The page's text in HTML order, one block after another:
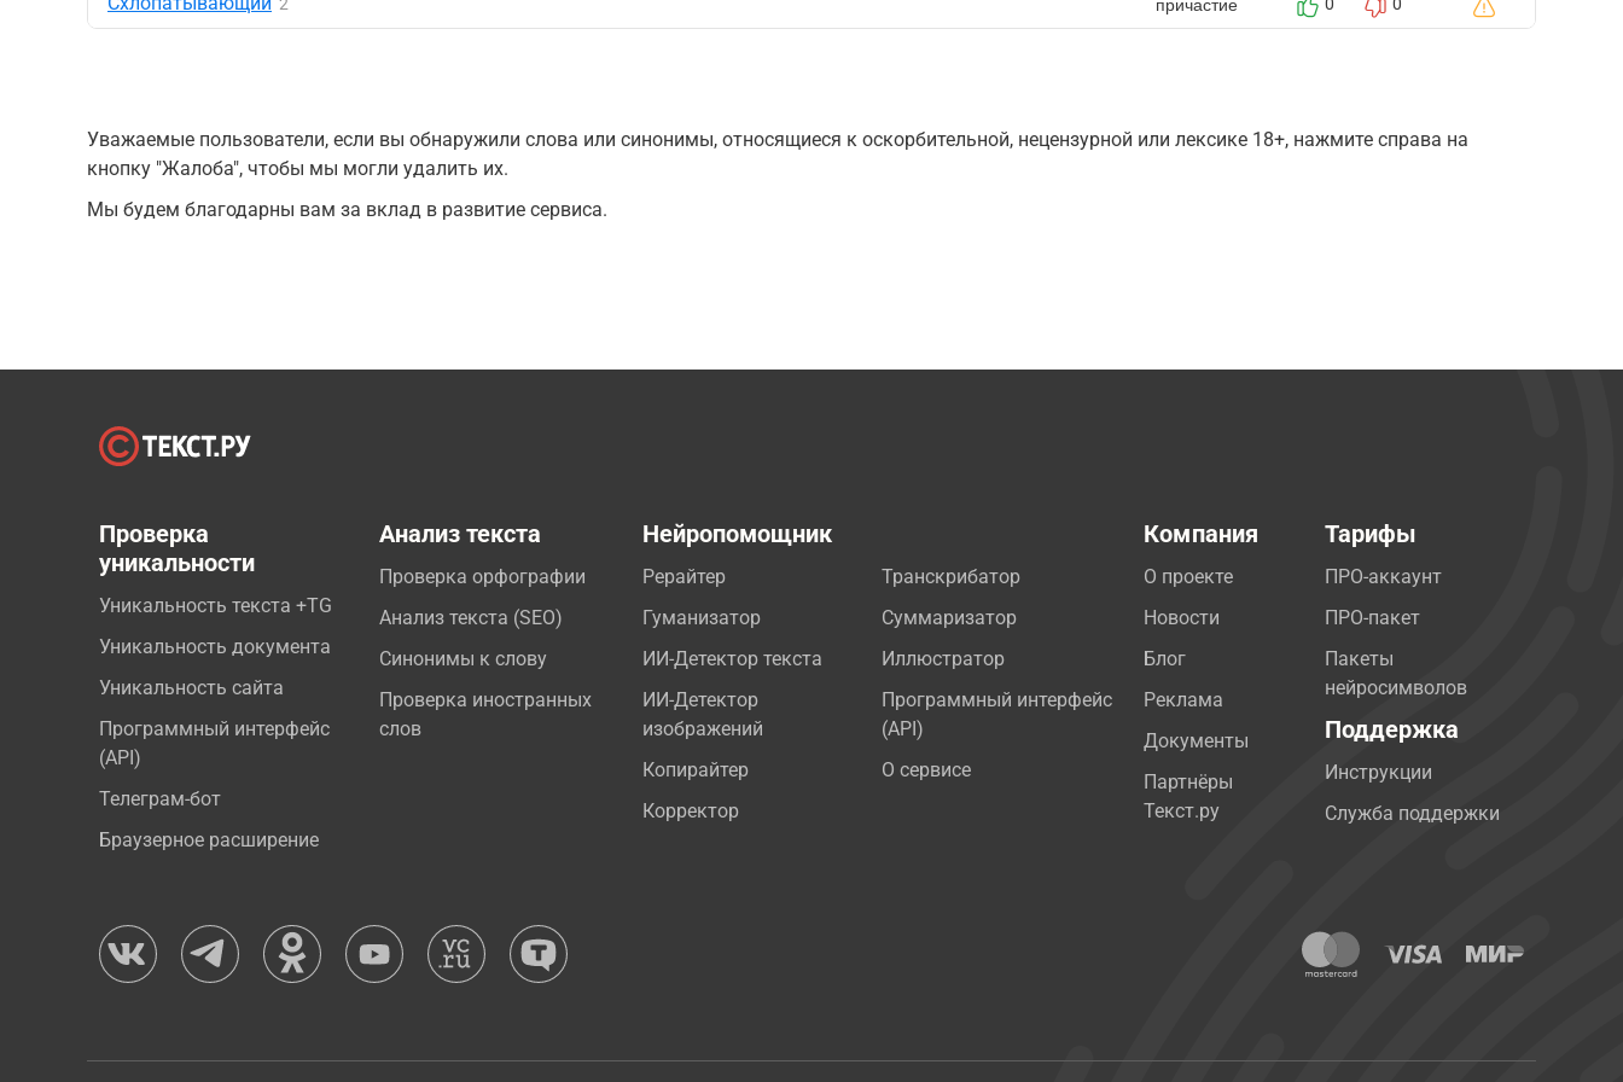
Уважаемые пользователи, если вы обнаружили слова или синонимы, относящиеся к оскорбительной, нецензурной или лексике 18+, нажмите справа на
кнопку "Жалоба", чтобы мы могли удалить их.
Мы будем благодарны вам за вклад в развитие сервиса.
Проверка
уникальности
Уникальность текста +TG
Уникальность документа
Уникальность сайта
Программный интерфейс
(API)
Телеграм-бот
Браузерное расширение
Анализ текста
Проверка орфографии
Анализ текста (SEO)
Синонимы к слову
Проверка иностранных
слов
Нейропомощник
Рерайтер
Гуманизатор
ИИ-Детектор текста
ИИ-Детектор
изображений
Копирайтер
Корректор
Транскрибатор
Суммаризатор
Иллюстратор
Программный интерфейс
(API)
О сервисе
Компания
О проекте
Новости
Блог
Реклама
Документы
Партнёры
Текст.ру
Тарифы
ПРО-аккаунт
ПРО-пакет
Пакеты
нейросимволов
Поддержка
Инструкции
Служба поддержки